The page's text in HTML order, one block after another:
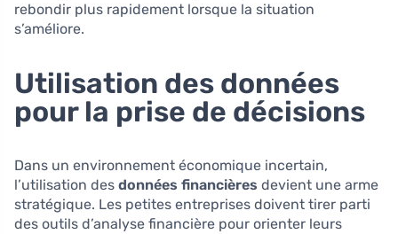
rebondir plus rapidement lorsque la situation
s’améliore.
Utilisation des données
pour la prise de décisions
Dans un environnement économique incertain,
l’utilisation des données financières devient une arme
stratégique. Les petites entreprises doivent tirer parti
des outils d’analyse financière pour orienter leurs